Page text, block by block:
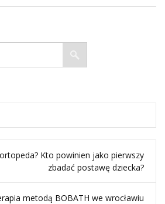
Kto powinien jako pierwszy
zbadać postawę dziecka?
metodą BOBATH we wrocławiu